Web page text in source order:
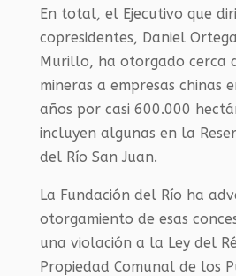
En total, el Ejecutivo que
copresidentes, Daniel
Murillo, ha otorgado cerca
mineras a empresas chinas
años por casi 600.000
incluyen algunas en la
del Río San Juan.
La Fundación del Río ha
otorgamiento de esas
una violación a la Ley del
Propiedad Comunal de los